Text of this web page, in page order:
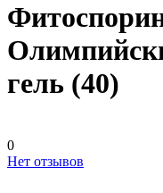
гель (40)
0
Нет отзывов